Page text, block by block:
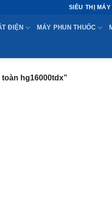
SIÊU THỊ
ĐIỆN MÁY PHUN THUỐC
hg16000tdx”